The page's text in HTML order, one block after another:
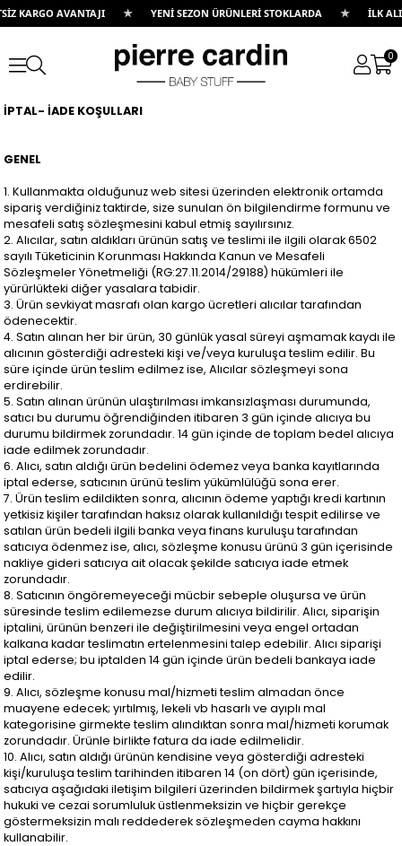
KARGO AVANTAJI ★ YENİ SEZON ÜRÜNLERİ STOKLARDA ★ İLK
0
İPTAL- İADE KOŞULLARI
GENEL
1. Kullanmakta olduğunuz web sitesi üzerinden elektronik ortamda
sipariş verdiğiniz taktirde, size sunulan ön bilgilendirme formunu ve
mesafeli satış sözleşmesini kabul etmiş sayılırsınız.
2. Alıcılar, satın aldıkları ürünün satış ve teslimi ile ilgili olarak 6502
sayılı Tüketicinin Korunması Hakkında Kanun ve Mesafeli
Sözleşmeler Yönetmeliği (RG:27.11.2014/29188) hükümleri ile
yürürlükteki diğer yasalara tabidir.
3. Ürün sevkiyat masrafı olan kargo ücretleri alıcılar tarafından
ödenecektir.
4. Satın alınan her bir ürün, 30 günlük yasal süreyi aşmamak kaydı ile
alıcının gösterdiği adresteki kişi ve/veya kuruluşa teslim edilir. Bu
süre içinde ürün teslim edilmez ise, Alıcılar sözleşmeyi sona
erdirebilir.
5. Satın alınan ürünün ulaştırılması imkansızlaşması durumunda,
satıcı bu durumu öğrendiğinden itibaren 3 gün içinde alıcıya bu
durumu bildirmek zorundadır. 14 gün içinde de toplam bedel alıcıya
iade edilmek zorundadır.
6. Alıcı, satın aldığı ürün bedelini ödemez veya banka kayıtlarında
iptal ederse, satıcının ürünü teslim yükümlülüğü sona erer.
7. Ürün teslim edildikten sonra, alıcının ödeme yaptığı kredi kartının
yetkisiz kişiler tarafından haksız olarak kullanıldığı tespit edilirse ve
satılan ürün bedeli ilgili banka veya finans kuruluşu tarafından
satıcıya ödenmez ise, alıcı, sözleşme konusu ürünü 3 gün içerisinde
nakliye gideri satıcıya ait olacak şekilde satıcıya iade etmek
zorundadır.
8. Satıcının öngöremeyeceği mücbir sebeple oluşursa ve ürün
süresinde teslim edilemezse durum alıcıya bildirilir. Alıcı, siparişin
iptalini, ürünün benzeri ile değiştirilmesini veya engel ortadan
kalkana kadar teslimatın ertelenmesini talep edebilir. Alıcı siparişi
iptal ederse; bu iptalden 14 gün içinde ürün bedeli bankaya iade
edilir.
9. Alıcı, sözleşme konusu mal/hizmeti teslim almadan önce
muayene edecek; yırtılmış, lekeli vb hasarlı ve ayıplı mal
kategorisine girmekte teslim alındıktan sonra mal/hizmeti korumak
zorundadır. Ürünle birlikte fatura da iade edilmelidir.
10. Alıcı, satın aldığı ürünün kendisine veya gösterdiği adresteki
kişi/kuruluşa teslim tarihinden itibaren 14 (on dört) gün içerisinde,
satıcıya aşağıdaki iletişim bilgileri üzerinden bildirmek şartıyla hiçbir
hukuki ve cezai sorumluluk üstlenmeksizin ve hiçbir gerekçe
göstermeksizin malı reddederek sözleşmeden cayma hakkını
kullanabilir.